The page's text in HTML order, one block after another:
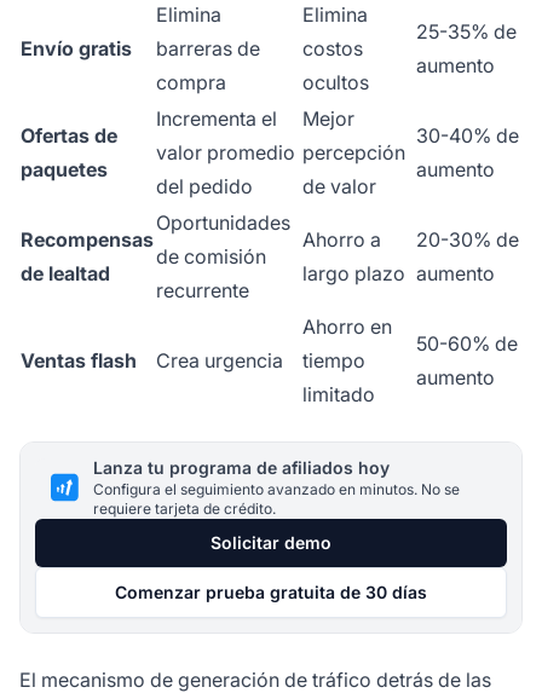
Envío gratis
Elimina
barreras de
compra
Elimina
costos
ocultos
25-35% de
aumento
Ofertas de
paquetes
Incrementa el
valor promedio
del pedido
Mejor
percepción
de valor
30-40% de
aumento
Recompensas
de lealtad
Oportunidades
de comisión
recurrente
Ahorro a
largo plazo
20-30% de
aumento
Ventas flash Crea urgencia
Ahorro en
tiempo
limitado
50-60% de
aumento
Lanza tu programa de afiliados hoy
Configura el seguimiento avanzado en minutos. No se
requiere tarjeta de crédito.
Solicitar demo
Comenzar prueba gratuita de 30 días
El mecanismo de generación de tráfico detrás de las